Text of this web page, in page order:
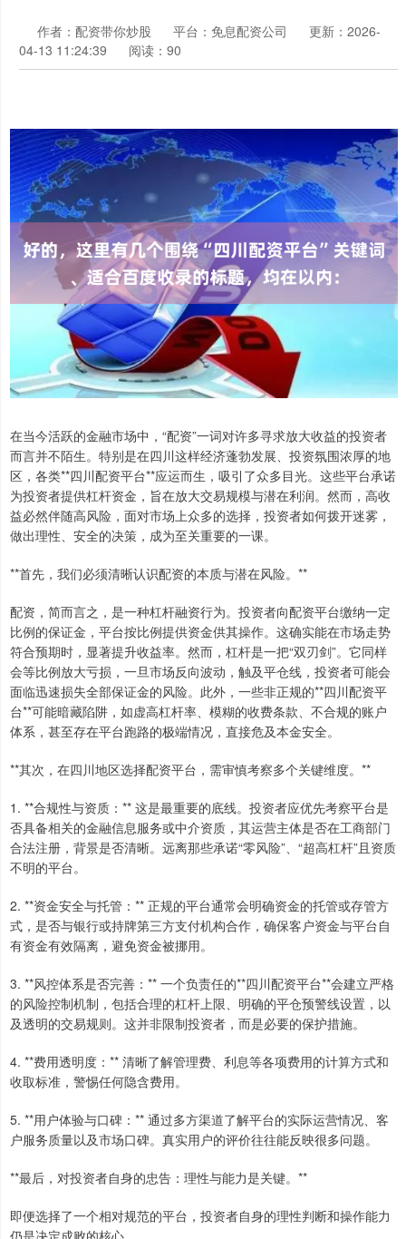
作者：配资带你炒股 平台：免息配资公司
更新：2026-
04-13 11:24:39
阅读：90
在当今活跃的金融市场中，“配资”一词对许多寻求放大收益的投资者
而言并不陌生。特别是在四川这样经济蓬勃发展、投资氛围浓厚的地
区，各类**四川配资平台**应运而生，吸引了众多目光。这些平台承诺
为投资者提供杠杆资金，旨在放大交易规模与潜在利润。然而，高收
益必然伴随高风险，面对市场上众多的选择，投资者如何拨开迷雾，
做出理性、安全的决策，成为至关重要的一课。
**首先，我们必须清晰认识配资的本质与潜在风险。**
配资，简而言之，是一种杠杆融资行为。投资者向配资平台缴纳一定
比例的保证金，平台按比例提供资金供其操作。这确实能在市场走势
符合预期时，显著提升收益率。然而，杠杆是一把“双刃剑”。它同样
会等比例放大亏损，一旦市场反向波动，触及平仓线，投资者可能会
面临迅速损失全部保证金的风险。此外，一些非正规的**四川配资平
台**可能暗藏陷阱，如虚高杠杆率、模糊的收费条款、不合规的账户
体系，甚至存在平台跑路的极端情况，直接危及本金安全。
**其次，在四川地区选择配资平台，需审慎考察多个关键维度。**
1. **合规性与资质：** 这是最重要的底线。投资者应优先考察平台是
否具备相关的金融信息服务或中介资质，其运营主体是否在工商部门
合法注册，背景是否清晰。远离那些承诺“零风险”、“超高杠杆”且资质
不明的平台。
2. **资金安全与托管：** 正规的平台通常会明确资金的托管或存管方
式，是否与银行或持牌第三方支付机构合作，确保客户资金与平台自
有资金有效隔离，避免资金被挪用。
3. **风控体系是否完善：** 一个负责任的**四川配资平台**会建立严格
的风险控制机制，包括合理的杠杆上限、明确的平仓预警线设置，以
及透明的交易规则。这并非限制投资者，而是必要的保护措施。
4. **费用透明度：** 清晰了解管理费、利息等各项费用的计算方式和
收取标准，警惕任何隐含费用。
5. **用户体验与口碑：** 通过多方渠道了解平台的实际运营情况、客
户服务质量以及市场口碑。真实用户的评价往往能反映很多问题。
**最后，对投资者自身的忠告：理性与能力是关键。**
即便选择了一个相对规范的平台，投资者自身的理性判断和操作能力
仍是决定成败的核心。